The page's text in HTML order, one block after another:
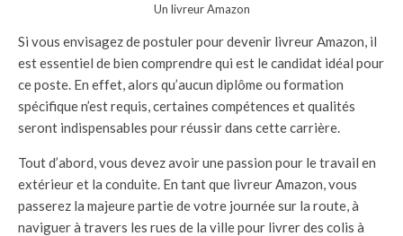
Un livreur Amazon
Si vous envisagez de postuler pour devenir livreur Amazon, il
est essentiel de bien comprendre qui est le candidat idéal pour
ce poste. En effet, alors qu’aucun diplôme ou formation
spécifique n’est requis, certaines compétences et qualités
seront indispensables pour réussir dans cette carrière.
Tout d’abord, vous devez avoir une passion pour le travail en
extérieur et la conduite. En tant que livreur Amazon, vous
passerez la majeure partie de votre journée sur la route, à
naviguer à travers les rues de la ville pour livrer des colis à